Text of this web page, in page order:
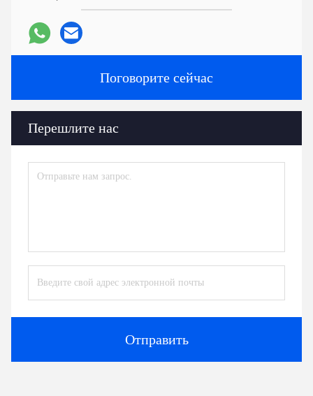
Поговорите сейчас
Перешлите нас
Отправить